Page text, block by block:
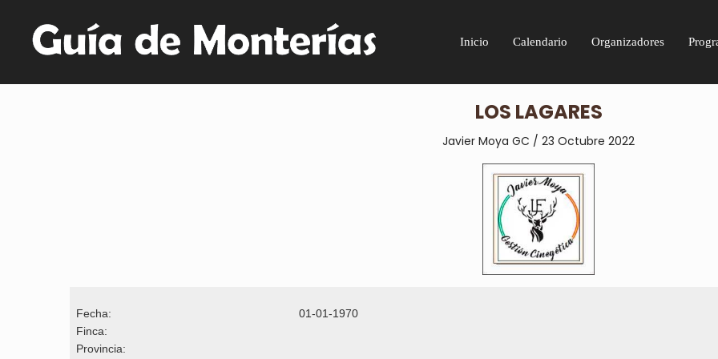
Inicio Calendario Organizadores
LOS LAGARES
Javier Moya GC / 23 Octubre 2022
Fecha:
01-01-1970
Finca:
Provincia: